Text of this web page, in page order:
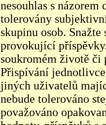
nesouhlas s názorem
tolerovány
skupinu osob.
provokující
soukromém životě či
Přispívání
jiných uživatelů
nebude tolerováno
považováno